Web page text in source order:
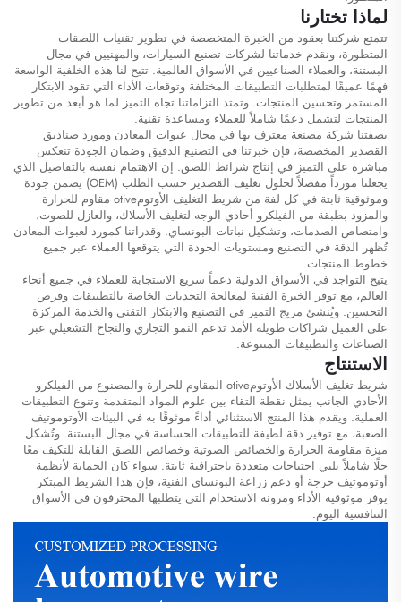
لماذا تختارنا
تتمتع شركتنا بعقود من الخبرة المتخصصة في تطوير تقنيات اللصقات
المتطورة، ونقدم خدماتنا لشركات تصنيع السيارات، والمهنيين في مجال
البستنة، والعملاء الصناعيين في الأسواق العالمية. تتيح لنا هذه الخلفية الواسعة
فهمًا عميقًا لمتطلبات التطبيقات المختلفة وتوقعات الأداء التي تقود الابتكار
المستمر وتحسين المنتجات. وتمتد التزاماتنا تجاه التميز لما هو أبعد من تطوير
المنتجات لتشمل دعمًا شاملاً للعملاء ومساعدة تقنية.
بصفتنا شركة مصنعة معترف بها في مجال عبوات المعادن ومورد صناديق
القصدير المخصصة، فإن خبرتنا في التصنيع الدقيق وضمان الجودة تنعكس
مباشرة على التميز في إنتاج شرائط اللصق. إن الاهتمام نفسه بالتفاصيل الذي
يجعلنا مورداً مفضلاً لحلول تغليف القصدير حسب الطلب (OEM) يضمن جودة
وموثوقية ثابتة في كل لفة من شريط التغليف الأوتومotive مقاوم للحرارة
والمزود بطبقة من الفيلكرو أحادي الوجه لتغليف الأسلاك، والعازل للصوت،
وامتصاص الصدمات، وتشكيل نباتات البونساي. وقدراتنا كمورد لعبوات المعادن
تُظهر الدقة في التصنيع ومستويات الجودة التي يتوقعها العملاء عبر جميع
خطوط المنتجات.
يتيح التواجد في الأسواق الدولية دعماً سريع الاستجابة للعملاء في جميع أنحاء
العالم، مع توفر الخبرة الفنية لمعالجة التحديات الخاصة بالتطبيقات وفرص
التحسين. ويُنشئ مزيج التميز في التصنيع والابتكار التقني والخدمة المركزة
على العميل شراكات طويلة الأمد تدعم النمو التجاري والنجاح التشغيلي عبر
الصناعات والتطبيقات المتنوعة.
الاستنتاج
شريط تغليف الأسلاك الأوتومotive المقاوم للحرارة والمصنوع من الفيلكرو
الأحادي الجانب يمثل نقطة التقاء بين علوم المواد المتقدمة وتنوع التطبيقات
العملية. ويقدم هذا المنتج الاستثنائي أداءً موثوقًا به في البيئات الأوتوموتيف
الصعبة، مع توفير دقة لطيفة للتطبيقات الحساسة في مجال البستنة. وتُشكل
ميزة مقاومة الحرارة والخصائص الصوتية وخصائص اللصق القابلة للتكيف معًا
حلًا شاملاً يلبي احتياجات متعددة باحترافية ثابتة. سواء كان الحماية لأنظمة
أوتوموتيف حرجة أو دعم زراعة البونساي الفنية، فإن هذا الشريط المبتكر
يوفر موثوقية الأداء ومرونة الاستخدام التي يتطلبها المحترفون في الأسواق
التنافسية اليوم.